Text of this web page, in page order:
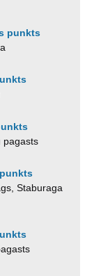
punkts
pagasts
Staburaga